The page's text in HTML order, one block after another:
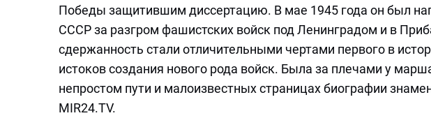
Победы защитившим диссертацию. В мае 1945 года он был
СССР за разгром фашистских войск под Ленинградом и в
сдержанность стали отличительными чертами первого в
истоков создания нового рода войск. Была за плечами у
непростом пути и малоизвестных страницах биографии
MIR24.TV.